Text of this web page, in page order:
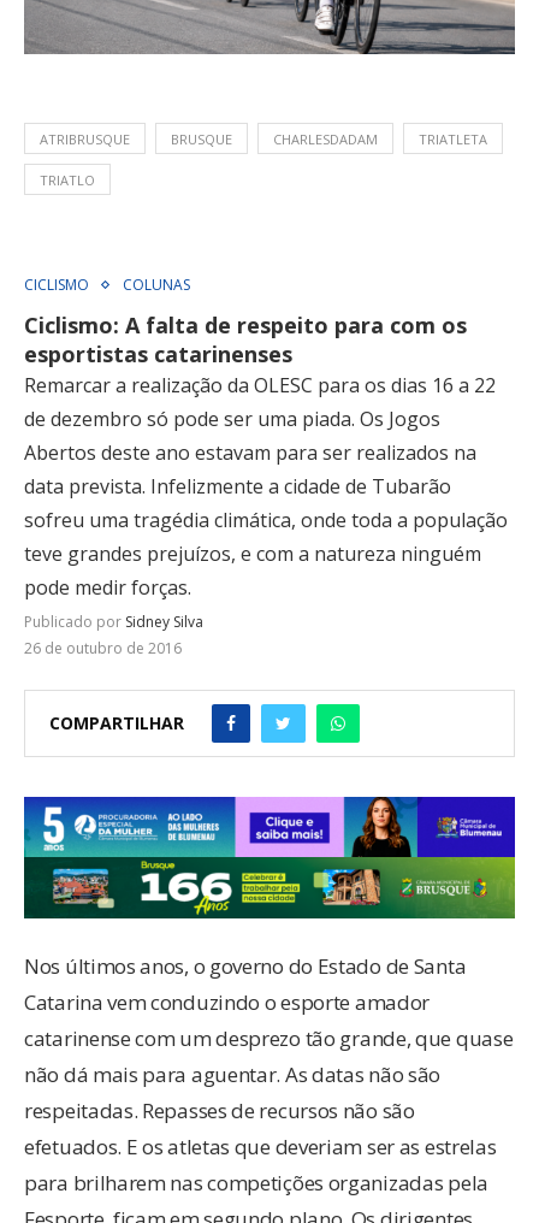
ATRIBRUSQUE BRUSQUE CHARLESDADAM TRIATLETA
TRIATLO
CICLISMO COLUNAS
Ciclismo: A falta de respeito para com os
esportistas catarinenses
Remarcar a realização da OLESC para os dias 16 a 22
de dezembro só pode ser uma piada. Os Jogos
Abertos deste ano estavam para ser realizados na
data prevista. Infelizmente a cidade de Tubarão
sofreu uma tragédia climática, onde toda a população
teve grandes prejuízos, e com a natureza ninguém
pode medir forças.
Publicado por Sidney Silva
26 de outubro de 2016
COMPARTILHAR
Nos últimos anos, o governo do Estado de Santa
Catarina vem conduzindo o esporte amador
catarinense com um desprezo tão grande, que quase
não dá mais para aguentar. As datas não são
respeitadas. Repasses de recursos não são
efetuados. E os atletas que deveriam ser as estrelas
para brilharem nas competições organizadas pela